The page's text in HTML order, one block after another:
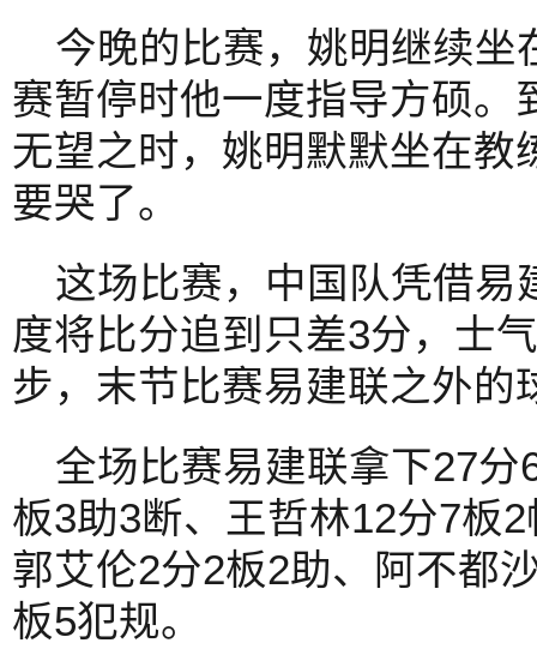
今晚的比赛，姚明继续坐
赛暂停时他一度指导方硕。
无望之时，姚明默默坐在教
要哭了。
这场比赛，中国队凭借易
度将比分追到只差3分，士
步，末节比赛易建联之外的
全场比赛易建联拿下27
板3助3断、王哲林12分7板
郭艾伦2分2板2助、阿不都
板5犯规。